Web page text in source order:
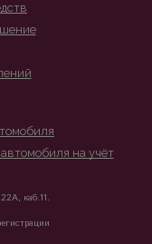
на учёт
каб.11.